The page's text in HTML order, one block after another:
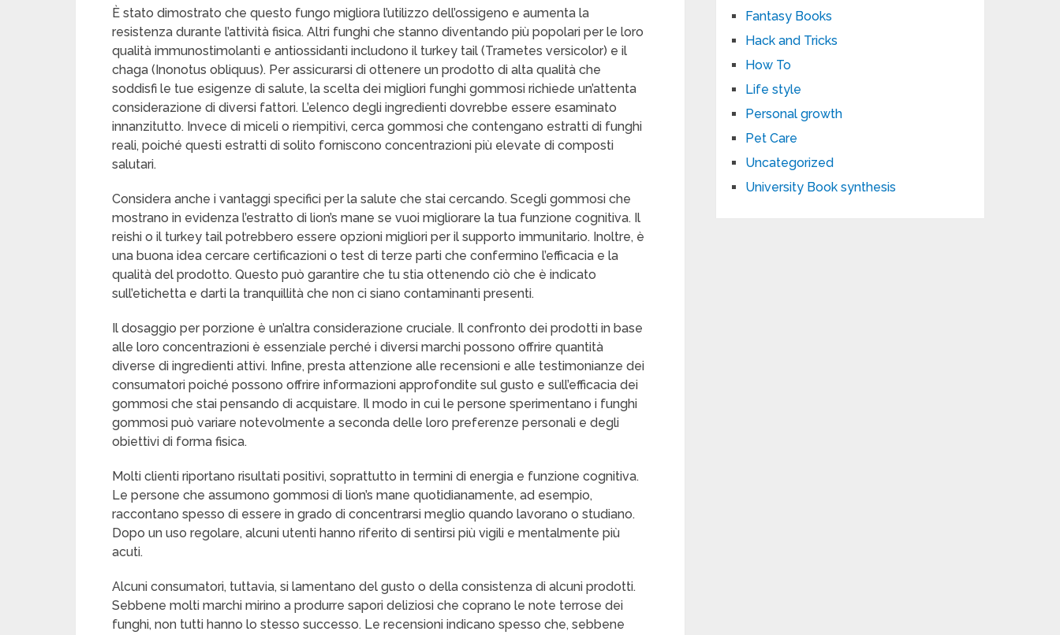
È stato dimostrato che questo fungo migliora l’utilizzo dell’ossigeno e aumenta la
resistenza durante l’attività fisica. Altri funghi che stanno diventando più popolari per le loro
qualità immunostimolanti e antiossidanti includono il turkey tail (Trametes versicolor) e il
chaga (Inonotus obliquus). Per assicurarsi di ottenere un prodotto di alta qualità che
soddisfi le tue esigenze di salute, la scelta dei migliori funghi gommosi richiede un’attenta
considerazione di diversi fattori. L’elenco degli ingredienti dovrebbe essere esaminato
innanzitutto. Invece di miceli o riempitivi, cerca gommosi che contengano estratti di funghi
reali, poiché questi estratti di solito forniscono concentrazioni più elevate di composti
salutari.
Considera anche i vantaggi specifici per la salute che stai cercando. Scegli gommosi che
mostrano in evidenza l’estratto di lion’s mane se vuoi migliorare la tua funzione cognitiva. Il
reishi o il turkey tail potrebbero essere opzioni migliori per il supporto immunitario. Inoltre, è
una buona idea cercare certificazioni o test di terze parti che confermino l’efficacia e la
qualità del prodotto. Questo può garantire che tu stia ottenendo ciò che è indicato
sull’etichetta e darti la tranquillità che non ci siano contaminanti presenti.
Il dosaggio per porzione è un’altra considerazione cruciale. Il confronto dei prodotti in base
alle loro concentrazioni è essenziale perché i diversi marchi possono offrire quantità
diverse di ingredienti attivi. Infine, presta attenzione alle recensioni e alle testimonianze dei
consumatori poiché possono offrire informazioni approfondite sul gusto e sull’efficacia dei
gommosi che stai pensando di acquistare. Il modo in cui le persone sperimentano i funghi
gommosi può variare notevolmente a seconda delle loro preferenze personali e degli
obiettivi di forma fisica.
Molti clienti riportano risultati positivi, soprattutto in termini di energia e funzione cognitiva.
Le persone che assumono gommosi di lion’s mane quotidianamente, ad esempio,
raccontano spesso di essere in grado di concentrarsi meglio quando lavorano o studiano.
Dopo un uso regolare, alcuni utenti hanno riferito di sentirsi più vigili e mentalmente più
acuti.
Alcuni consumatori, tuttavia, si lamentano del gusto o della consistenza di alcuni prodotti.
Sebbene molti marchi mirino a produrre sapori deliziosi che coprano le note terrose dei
funghi, non tutti hanno lo stesso successo. Le recensioni indicano spesso che, sebbene
Fantasy Books
Hack and Tricks
How To
Life style
Personal growth
Pet Care
Uncategorized
University Book synthesis